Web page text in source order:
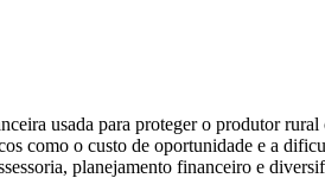
usada para proteger o produtor
como o custo de oportunidade e a
planejamento financeiro e